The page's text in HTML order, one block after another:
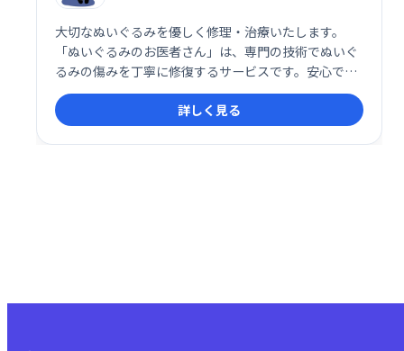
大切なぬいぐるみを優しく修理・治療いたします。
「ぬいぐるみのお医者さん」は、専門の技術でぬいぐ
るみの傷みを丁寧に修復するサービスです。安心でき
る丁寧な対応と、細やかな配慮で、愛着のあるぬいぐ
るみを蘇らせます。大切な思い出と共に、長く寄り添
えるようお手伝いいたします。
詳しく見る